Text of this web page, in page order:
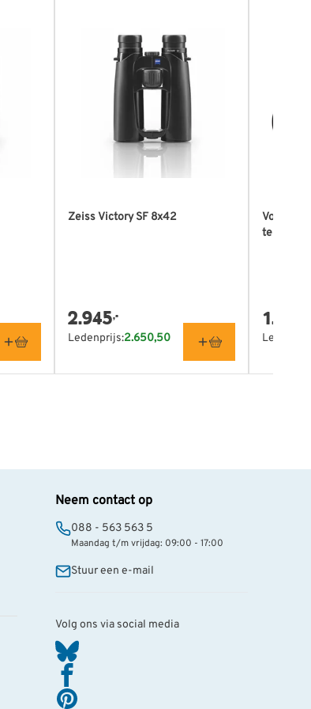
Zeiss Victory SF 8x42
2.945,-
Ledenprijs:2.650,50
1.500
Neem contact op
088 - 563 563 5
Maandag t/m vrijdag: 09:00 - 17:00
Stuur een e-mail
Volg ons via social media